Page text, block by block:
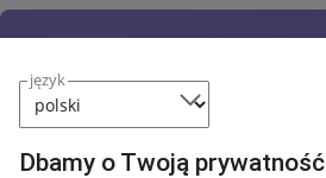
język
Dbamy o Twoją prywatność